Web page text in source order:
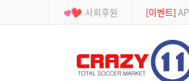
사회후원 [등급제] 회